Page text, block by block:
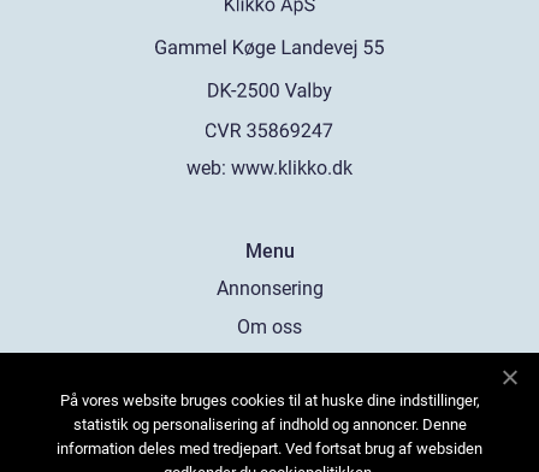
web: www.klikko.dk
Menu
Annonsering
Om oss
Kontakta oss
Sitemap
På vores website bruges cookies til at huske dine indstillinger,
statistik og personalisering af indhold og annoncer. Denne
information deles med tredjepart. Ved fortsat brug af websiden